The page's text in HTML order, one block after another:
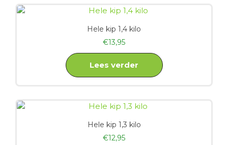
Hele kip 1,4 kilo
€13,95
Lees verder
Hele kip 1,3 kilo
€12,95